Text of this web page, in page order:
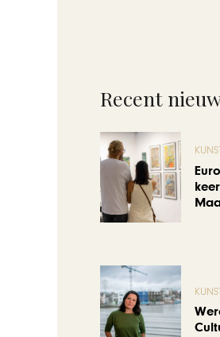
Recent